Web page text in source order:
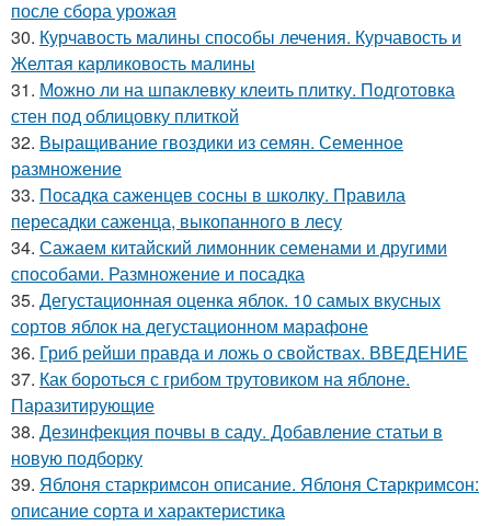
после сбора урожая
30. Курчавость малины способы лечения. Курчавость и
Желтая карликовость малины
31. Можно ли на шпаклевку клеить плитку. Подготовка
стен под облицовку плиткой
32. Выращивание гвоздики из семян. Семенное
размножение
33. Посадка саженцев сосны в школку. Правила
пересадки саженца, выкопанного в лесу
34. Сажаем китайский лимонник семенами и другими
способами. Размножение и посадка
35. Дегустационная оценка яблок. 10 самых вкусных
сортов яблок на дегустационном марафоне
36. Гриб рейши правда и ложь о свойствах. ВВЕДЕНИЕ
37. Как бороться с грибом трутовиком на яблоне.
Паразитирующие
38. Дезинфекция почвы в саду. Добавление статьи в
новую подборку
39. Яблоня старкримсон описание. Яблоня Старкримсон:
описание сорта и характеристика